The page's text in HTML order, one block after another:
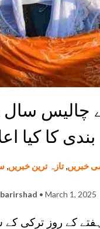
چالیس
بندی کا کیا
خبریں,تازہ ترین خبریں,
• March 1, 2025
کے روز ترکی کے